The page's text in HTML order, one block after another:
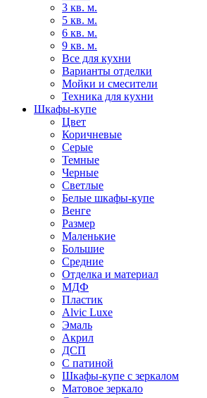
3 кв. м.
5 кв. м.
6 кв. м.
9 кв. м.
Все для кухни
Варианты отделки
Мойки и смесители
Техника для кухни
Шкафы-купе
Цвет
Коричневые
Серые
Темные
Черные
Светлые
Белые шкафы-купе
Венге
Размер
Маленькие
Большие
Средние
Отделка и материал
МДФ
Пластик
Alvic Luxe
Эмаль
Акрил
ДСП
С патиной
Шкафы-купе с зеркалом
Матовое зеркало